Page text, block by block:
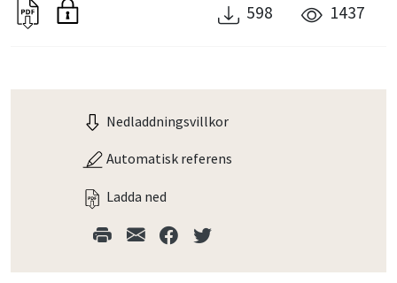
598 1437
Nedladdningsvillkor
Automatisk referens
Ladda ned